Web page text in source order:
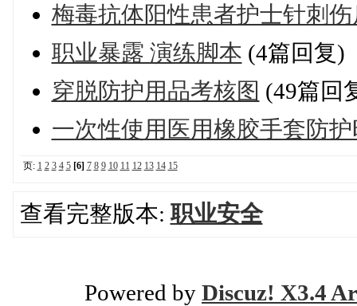
梅毒抗体阳性患者护士针刺
职业暴露 演练脚本 (4篇回复)
穿脱防护用品考核图 (49篇回
一次性使用医用橡胶手套防
页: 1 2 3 4 5 [6] 7 8 9 10 11 12 13 14 15
查看完整版本:职业安全
Powered by Discuz! X3.4